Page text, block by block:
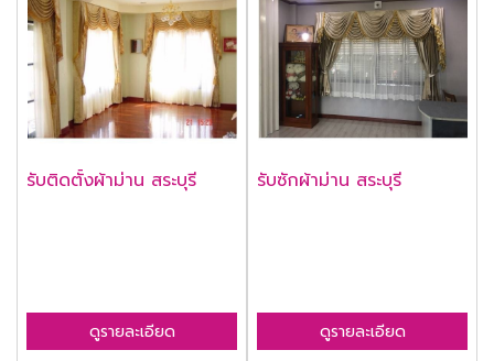
รับติดตั้งผ้าม่าน สระบุรี
ดูรายละเอียด
รับซักผ้าม่าน สระบุรี
ดูรายละเอียด